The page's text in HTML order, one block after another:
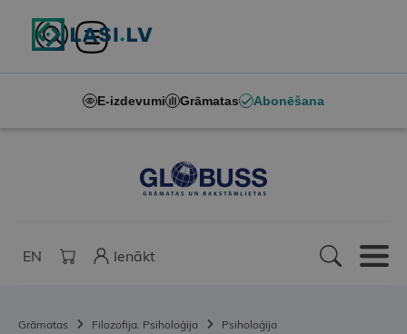
E-izdevumi Grāmatas Abonēšana
EN Ienākt
Grāmatas Filozofija. Psiholoģija
Psiholoģija